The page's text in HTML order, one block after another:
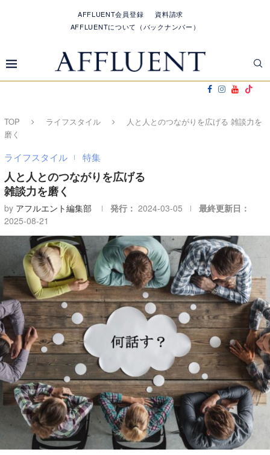
AFFLUENT会員登録
資料請求
AFFLUENTについて（バックナンバー）
TOP ライフスタイル
人と人とのつながりを広げる 雑談力を
磨く
ライフスタイル 特集
人と人とのつながりを広げる
雑談力を磨く
by アフルエント編集部 発行： 2024-03-05
最終更新日：
2025-08-21